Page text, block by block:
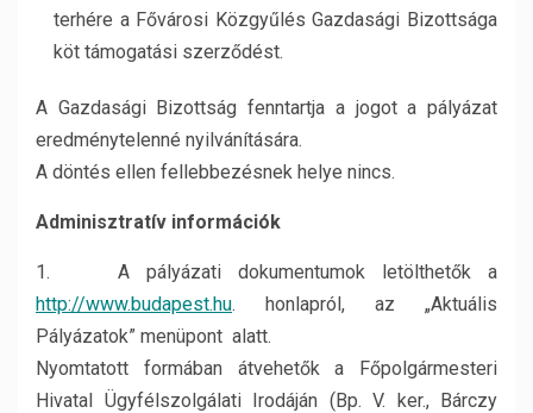
terhére a Fővárosi Közgyűlés Gazdasági Bizottsága
köt támogatási szerződést.
A Gazdasági Bizottság fenntartja a jogot a pályázat
eredménytelenné nyilvánítására.
A döntés ellen fellebbezésnek helye nincs.
Adminisztratív információk
1. A pályázati dokumentumok letölthetők a
http://www.budapest.hu. honlapról, az „Aktuális
Pályázatok” menüpont alatt.
Nyomtatott formában átvehetők a Főpolgármesteri
Hivatal Ügyfélszolgálati Irodáján (Bp. V. ker., Bárczy